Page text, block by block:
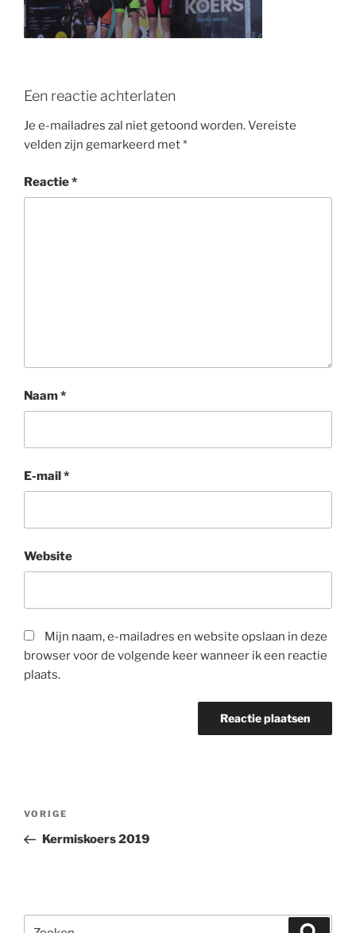
k
Een reactie achterlaten
Je e-mailadres zal niet getoond worden.Vereiste
velden zijn gemarkeerd met*
Reactie*
Naam*
E-mail*
Website
Mijn naam, e-mailadres en website opslaan in deze
browser voor de volgende keer wanneer ik een reactie
plaats.
Berichtnavigatie
Vorig
bericht
VORIGE
Kermiskoers 2019